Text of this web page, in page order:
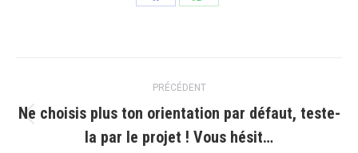
PartagerPartager
article
PRÉCÉDENT
Article
précédent
Ne choisis plus ton orientation par défaut, teste-
la par le projet ! Vous hésit…